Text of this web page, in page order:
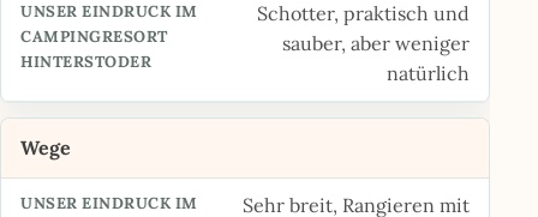
Schotter, praktisch und
sauber, aber weniger
natürlich
Wege
Sehr breit, Rangieren mit